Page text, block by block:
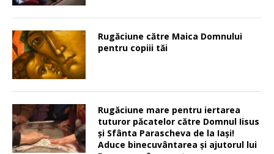
Rugăciune către Maica Domnului
pentru copiii tăi
Rugăciune mare pentru iertarea
tuturor păcatelor către Domnul Iisus
şi Sfânta Parascheva de la Iaşi!
Aduce binecuvântarea şi ajutorul lui